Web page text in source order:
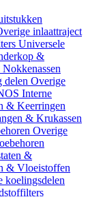
inlaattraject
Universele
&
Nokkenassen
delen Overige
Interne
& Keerringen
& Krukassen
Overige
&
& Vloeistoffen
koelingsdelen